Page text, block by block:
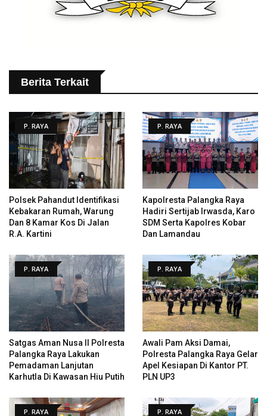
Berita Terkait
P. RAYA
Polsek Pahandut Identifikasi
Kebakaran Rumah, Warung
Dan 8 Kamar Kos Di Jalan
R.A. Kartini
P. RAYA
Kapolresta Palangka Raya
Hadiri Sertijab Irwasda, Karo
SDM Serta Kapolres Kobar
Dan Lamandau
P. RAYA
Satgas Aman Nusa II Polresta
Palangka Raya Lakukan
Pemadaman Lanjutan
Karhutla Di Kawasan Hiu Putih
P. RAYA
Awali Pam Aksi Damai,
Polresta Palangka Raya Gelar
Apel Kesiapan Di Kantor PT.
PLN UP3
P. RAYA P. RAYA